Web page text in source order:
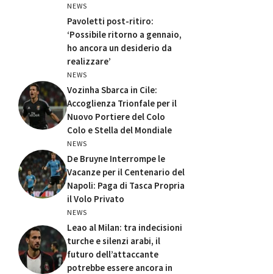
NEWS
Pavoletti post-ritiro:
‘Possibile ritorno a gennaio,
ho ancora un desiderio da
realizzare’
NEWS
Vozinha Sbarca in Cile:
Accoglienza Trionfale per il
Nuovo Portiere del Colo
Colo e Stella del Mondiale
NEWS
De Bruyne Interrompe le
Vacanze per il Centenario del
Napoli: Paga di Tasca Propria
il Volo Privato
NEWS
Leao al Milan: tra indecisioni
turche e silenzi arabi, il
futuro dell’attaccante
potrebbe essere ancora in